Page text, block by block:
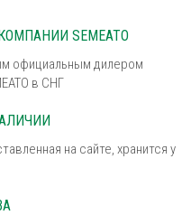
SEMEATO
официальным дилером
в СНГ
на сайте, хранится у